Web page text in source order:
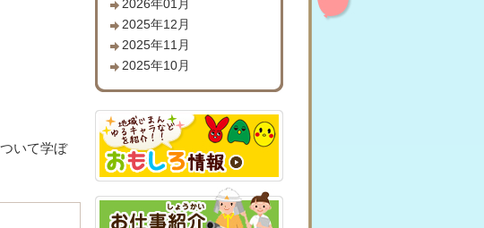
いて学ぼ
2026年01月
2025年12月
2025年11月
2025年10月